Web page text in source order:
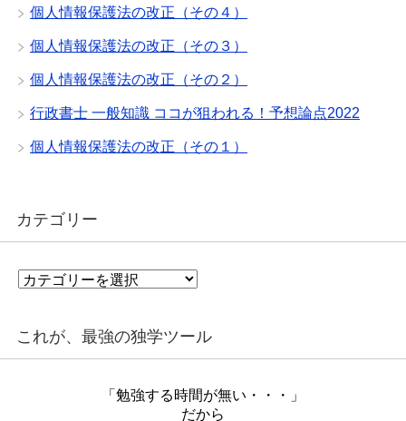
個人情報保護法の改正（その４）
個人情報保護法の改正（その３）
個人情報保護法の改正（その２）
行政書士 一般知識 ココが狙われる！予想論点2022
個人情報保護法の改正（その１）
カテゴリー
カ
リ
これが、最強の独学ツール
「勉強する時間が無い・・・」
だから